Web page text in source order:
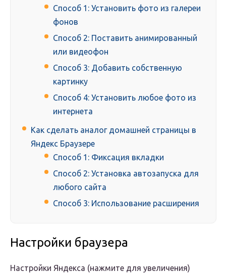
Способ 1: Установить фото из галереи
фонов
Способ 2: Поставить анимированный
или видеофон
Способ 3: Добавить собственную
картинку
Способ 4: Установить любое фото из
интернета
Как сделать аналог домашней страницы в
Яндекс Браузере
Способ 1: Фиксация вкладки
Способ 2: Установка автозапуска для
любого сайта
Способ 3: Использование расширения
Настройки браузера
Настройки Яндекса (нажмите для увеличения)